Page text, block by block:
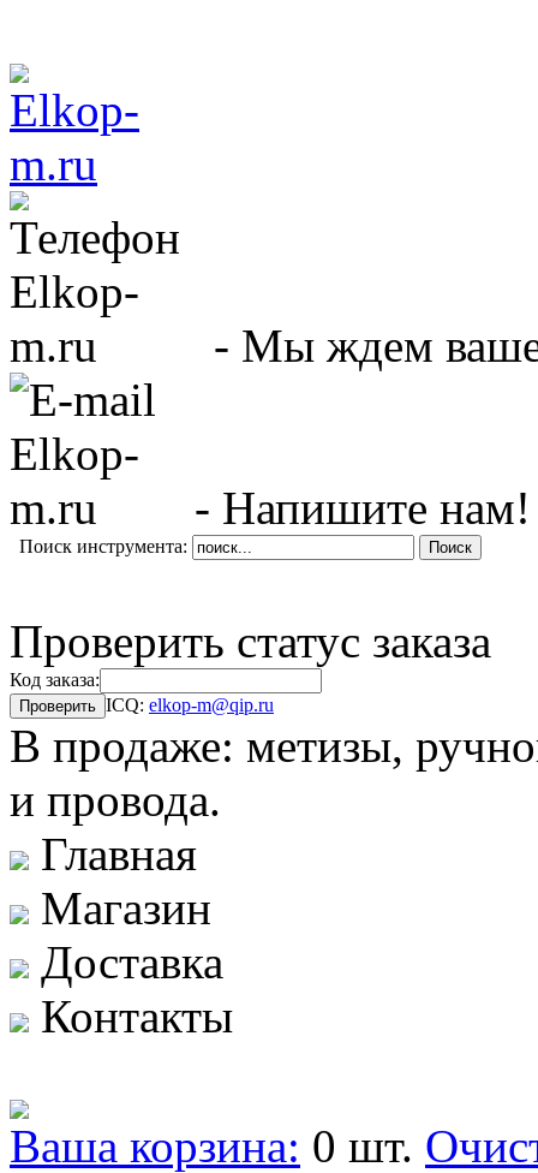
- Мы ждем
- Напишите нам!
Поиск инструмента:
Проверить статус заказа
Код заказа:
ICQ: elkop-m@qip.ru
В продаже: метизы,
и провода.
Главная
Магазин
Доставка
Контакты
Ваша корзина: 0 шт.